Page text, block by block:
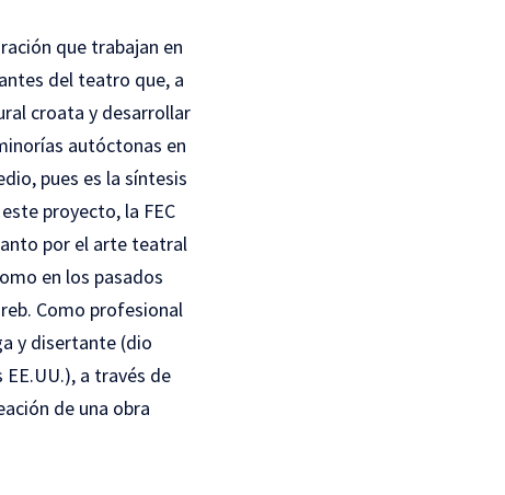
que trabajan en
del teatro que, a
croata y desarrollar
autóctonas en
pues es la síntesis
proyecto, la FEC
por el arte teatral
en los pasados
Como profesional
y disertante (dio
a través de
de una obra